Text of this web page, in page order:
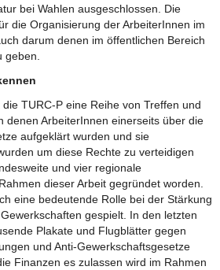
bei Wahlen ausgeschlossen. Die
die Organisierung der ArbeiterInnen im
darum denen im öffentlichen Bereich
geben.
TURC-P eine Reihe von Treffen und
denen ArbeiterInnen einerseits über die
aufgeklärt wurden und sie
um diese Rechte zu verteidigen
und vier regionale
dieser Arbeit gegründet worden.
eine bedeutende Rolle bei der Stärkung
gespielt. In den letzten
Plakate und Flugblätter gegen
und Anti-Gewerkschaftsgesetze
Finanzen es zulassen wird im Rahmen